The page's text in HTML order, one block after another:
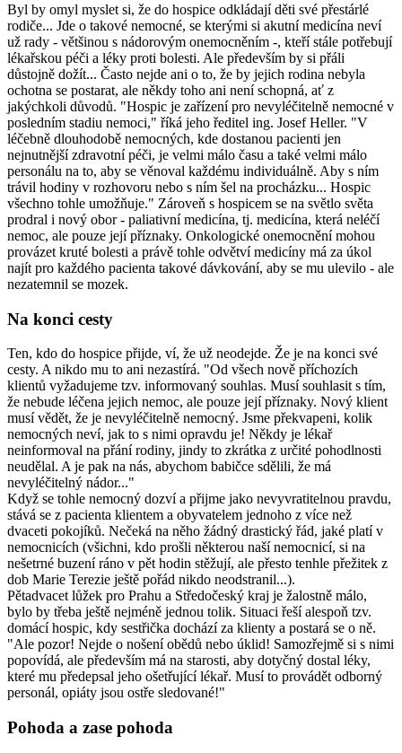
Byl by omyl myslet si, že do hospice odkládají děti své přestárlé
rodiče... Jde o takové nemocné, se kterými si akutní medicína neví
už rady - většinou s nádorovým onemocněním -, kteří stále potřebují
lékařskou péči a léky proti bolesti. Ale především by si přáli
důstojně dožít... Často nejde ani o to, že by jejich rodina nebyla
ochotna se postarat, ale někdy toho ani není schopná, ať z
jakýchkoli důvodů. "Hospic je zařízení pro nevyléčitelně nemocné v
posledním stadiu nemoci," říká jeho ředitel ing. Josef Heller. "V
léčebně dlouhodobě nemocných, kde dostanou pacienti jen
nejnutnější zdravotní péči, je velmi málo času a také velmi málo
personálu na to, aby se věnoval každému individuálně. Aby s ním
trávil hodiny v rozhovoru nebo s ním šel na procházku... Hospic
všechno tohle umožňuje." Zároveň s hospicem se na světlo světa
prodral i nový obor - paliativní medicína, tj. medicína, která neléčí
nemoc, ale pouze její příznaky. Onkologické onemocnění mohou
provázet kruté bolesti a právě tohle odvětví medicíny má za úkol
najít pro každého pacienta takové dávkování, aby se mu ulevilo - ale
nezatemnil se mozek.
Na konci cesty
Ten, kdo do hospice přijde, ví, že už neodejde. Že je na konci své
cesty. A nikdo mu to ani nezastírá. "Od všech nově příchozích
klientů vyžadujeme tzv. informovaný souhlas. Musí souhlasit s tím,
že nebude léčena jejich nemoc, ale pouze její příznaky. Nový klient
musí vědět, že je nevyléčitelně nemocný. Jsme překvapeni, kolik
nemocných neví, jak to s nimi opravdu je! Někdy je lékař
neinformoval na přání rodiny, jindy to zkrátka z určité pohodlnosti
neudělal. A je pak na nás, abychom babičce sdělili, že má
nevyléčitelný nádor..."
Když se tohle nemocný dozví a přijme jako nevyvratitelnou pravdu,
stává se z pacienta klientem a obyvatelem jednoho z více než
dvaceti pokojíků. Nečeká na něho žádný drastický řád, jaké platí v
nemocnicích (všichni, kdo prošli některou naší nemocnicí, si na
nešetrné buzení ráno v pět hodin stěžují, ale přesto tenhle přežitek z
dob Marie Terezie ještě pořád nikdo neodstranil...).
Pětadvacet lůžek pro Prahu a Středočeský kraj je žalostně málo,
bylo by třeba ještě nejméně jednou tolik. Situaci řeší alespoň tzv.
domácí hospic, kdy sestřička dochází za klienty a postará se o ně.
"Ale pozor! Nejde o nošení obědů nebo úklid! Samozřejmě si s nimi
popovídá, ale především má na starosti, aby dotyčný dostal léky,
které mu předepsal jeho ošetřující lékař. Musí to provádět odborný
personál, opiáty jsou ostře sledované!"
Pohoda a zase pohoda